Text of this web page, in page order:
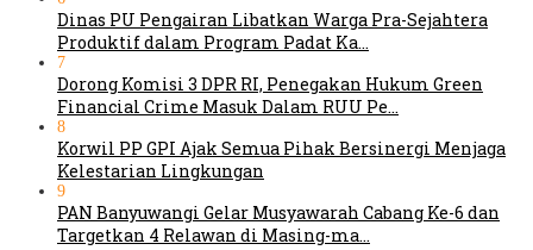
Dinas PU Pengairan Libatkan Warga Pra-Sejahtera
Produktif dalam Program Padat Ka…
7
Dorong Komisi 3 DPR RI, Penegakan Hukum Green
Financial Crime Masuk Dalam RUU Pe…
8
Korwil PP GPI Ajak Semua Pihak Bersinergi Menjaga
Kelestarian Lingkungan
9
PAN Banyuwangi Gelar Musyawarah Cabang Ke-6 dan
Targetkan 4 Relawan di Masing-ma…